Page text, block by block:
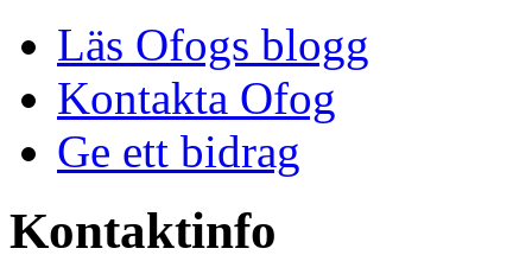
Läs Ofogs blogg
Kontakta Ofog
Ge ett bidrag
Kontaktinfo